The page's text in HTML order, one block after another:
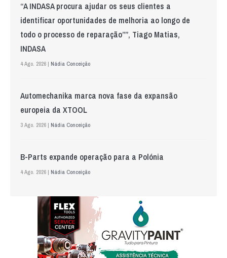
“A INDASA procura ajudar os seus clientes a
identificar oportunidades de melhoria ao longo de
todo o processo de reparação””, Tiago Matias,
INDASA
4 Ago. 2026 | Nádia Conceição
Automechanika marca nova fase da expansão
europeia da XTOOL
3 Ago. 2026 | Nádia Conceição
B-Parts expande operação para a Polónia
4 Ago. 2026 | Nádia Conceição